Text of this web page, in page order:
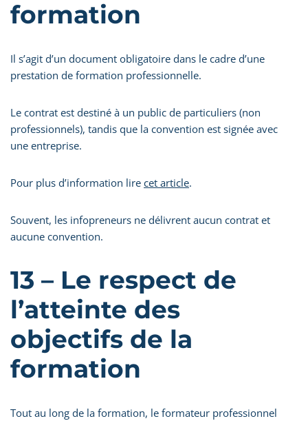
formation
Il s’agit d’un document obligatoire dans le cadre d’une
prestation de formation professionnelle.
Le contrat est destiné à un public de particuliers (non
professionnels), tandis que la convention est signée avec
une entreprise.
Pour plus d’information lire cet article.
Souvent, les infopreneurs ne délivrent aucun contrat et
aucune convention.
13 – Le respect de
l’atteinte des
objectifs de la
formation
Tout au long de la formation, le formateur professionnel